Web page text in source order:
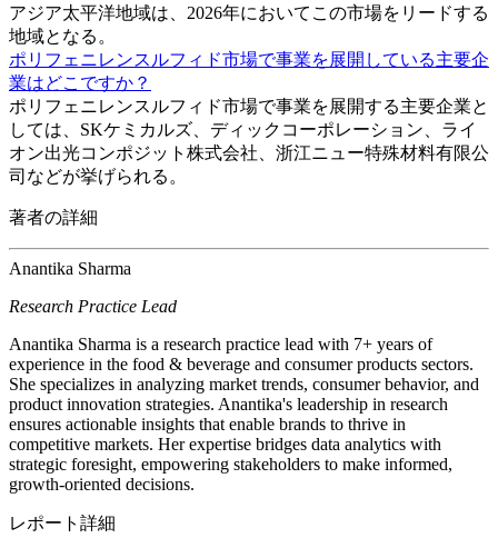
アジア太平洋地域は、2026年においてこの市場をリードする
地域となる。
ポリフェニレンスルフィド市場で事業を展開している主要企
業はどこですか？
ポリフェニレンスルフィド市場で事業を展開する主要企業と
しては、SKケミカルズ、ディックコーポレーション、ライ
オン出光コンポジット株式会社、浙江ニュー特殊材料有限公
司などが挙げられる。
著者の詳細
Anantika Sharma
Research Practice Lead
Anantika Sharma is a research practice lead with 7+ years of
experience in the food & beverage and consumer products sectors.
She specializes in analyzing market trends, consumer behavior, and
product innovation strategies. Anantika's leadership in research
ensures actionable insights that enable brands to thrive in
competitive markets. Her expertise bridges data analytics with
strategic foresight, empowering stakeholders to make informed,
growth-oriented decisions.
レポート詳細